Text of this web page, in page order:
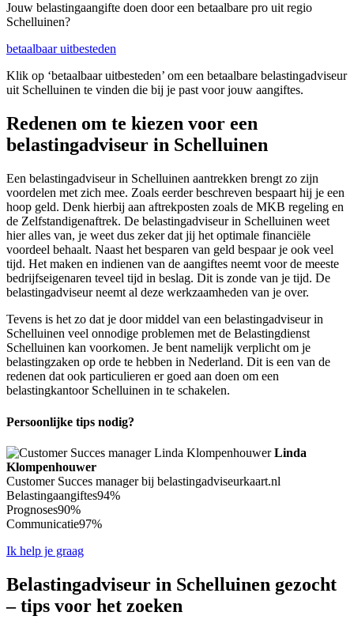
Jouw belastingaangifte doen door een betaalbare pro uit regio
Schelluinen?
betaalbaar uitbesteden
Klik op ‘betaalbaar uitbesteden’ om een betaalbare belastingadviseur
uit Schelluinen te vinden die bij je past voor jouw aangiftes.
Redenen om te kiezen voor een
belastingadviseur in Schelluinen
Een belastingadviseur in Schelluinen aantrekken brengt zo zijn
voordelen met zich mee. Zoals eerder beschreven bespaart hij je een
hoop geld. Denk hierbij aan aftrekposten zoals de MKB regeling en
de Zelfstandigenaftrek. De belastingadviseur in Schelluinen weet
hier alles van, je weet dus zeker dat jij het optimale financiële
voordeel behaalt. Naast het besparen van geld bespaar je ook veel
tijd. Het maken en indienen van de aangiftes neemt voor de meeste
bedrijfseigenaren teveel tijd in beslag. Dit is zonde van je tijd. De
belastingadviseur neemt al deze werkzaamheden van je over.
Tevens is het zo dat je door middel van een belastingadviseur in
Schelluinen veel onnodige problemen met de Belastingdienst
Schelluinen kan voorkomen. Je bent namelijk verplicht om je
belastingzaken op orde te hebben in Nederland. Dit is een van de
redenen dat ook particulieren er goed aan doen om een
belastingkantoor Schelluinen in te schakelen.
Persoonlijke tips nodig?
Linda
Klompenhouwer
Customer Succes manager bij belastingadviseurkaart.nl
Belastingaangiftes94%
Prognoses90%
Communicatie97%
Ik help je graag
Belastingadviseur in Schelluinen gezocht
– tips voor het zoeken